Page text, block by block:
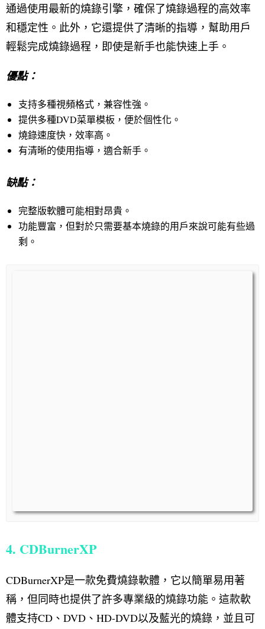
通過使用最新的燒錄引擎，確保了燒錄過程的高效率
和穩定性。此外，它還提供了清晰的指導，幫助用戶
輕鬆完成燒錄過程，即使是新手也能快速上手。
優點：
支持多種視頻格式，兼容性強。
提供多種DVD菜單模板，便於個性化。
燒錄速度快，效率高。
有清晰的使用指導，適合新手。
缺點：
完整版軟體可能相對昂貴。
功能豐富，但對於只需要基本燒錄的用戶來說可能有些過
剩。
4. CDBurnerXP
CDBurnerXP是一款免費燒錄軟體，它以簡單易用著
稱，但同時也提供了許多專業級的燒錄功能。這款軟
體支持CD、DVD、HD-DVD以及藍光的燒錄，並且可